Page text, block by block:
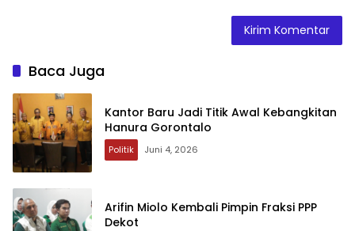
Baca Juga
Kantor Baru Jadi Titik Awal Kebangkitan
Hanura Gorontalo
Politik Juni 4, 2026
Arifin Miolo Kembali Pimpin Fraksi PPP
Dekot